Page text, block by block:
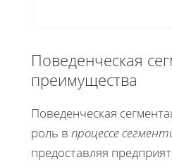
Поведенческая
преимущества
Поведенческая
роль в процессе
предоставляя